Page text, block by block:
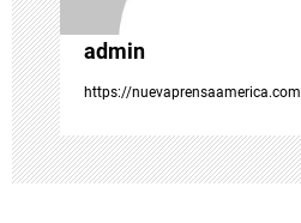
n
t
r
admin
https://nuevaprensaamerica.com